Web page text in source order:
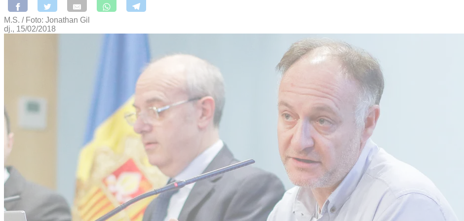
M.S. / Foto: Jonathan Gil
dj., 15/02/2018